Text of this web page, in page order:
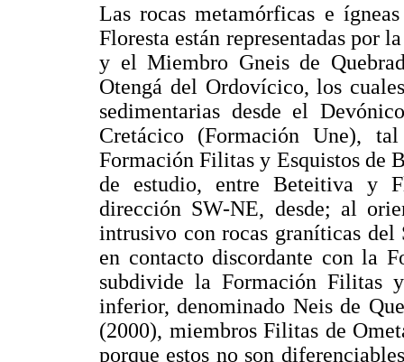
Las rocas metamórficas e
Floresta están representadas por
y el Miembro Gneis de
Otengá del Ordovícico, los
sedimentarias desde el
Cretácico (Formación Une),
Formación Filitas y Esquistos de
de estudio, entre Beteitiva y
dirección SW-NE, desde; al
intrusivo con rocas graníticas
en contacto discordante con la
subdivide la Formación Filitas
inferior, denominado Neis de
(2000), miembros Filitas de
porque estos no son